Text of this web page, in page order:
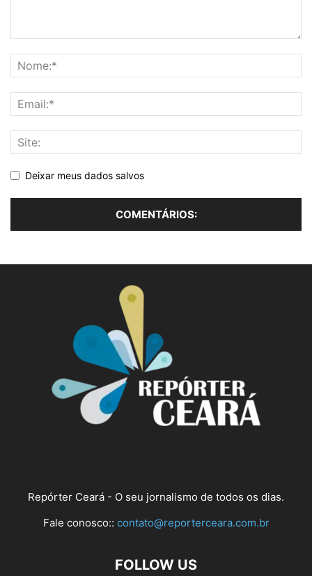
Deixar meus dados salvos
Repórter Ceará - O seu jornalismo de todos os dias.
Fale conosco:: contato@reporterceara.com.br
FOLLOW US